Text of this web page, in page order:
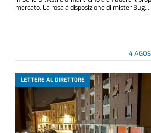
4
mercato. La rosa a disposizione di mister Bug...
LETTERE AL DIRETTORE